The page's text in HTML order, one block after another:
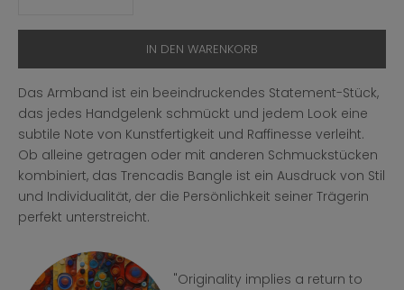
IN DEN WARENKORB
Das Armband ist ein beeindruckendes Statement-Stück,
das jedes Handgelenk schmückt und jedem Look eine
subtile Note von Kunstfertigkeit und Raffinesse verleiht.
Ob alleine getragen oder mit anderen Schmuckstücken
kombiniert, das Trencadis Bangle ist ein Ausdruck von Stil
und Individualität, der die Persönlichkeit seiner Trägerin
perfekt unterstreicht.
"Originality implies a return to